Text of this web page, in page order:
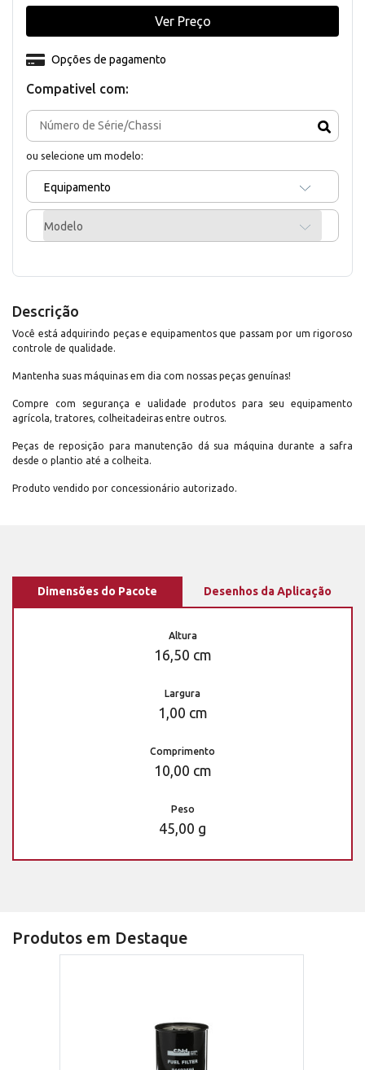
Compativel com:
ou selecione um modelo:
Equipamento
Modelo
Opções de pagamento
Ver Preço
Descrição
Você está adquirindo peças e equipamentos que passam por um rigoroso
controle de qualidade.
Mantenha suas máquinas em dia com nossas peças genuínas!
Compre com segurança e ualidade produtos para seu equipamento
agrícola, tratores, colheitadeiras entre outros.
Peças de reposição para manutenção dá sua máquina durante a safra
desde o plantio até a colheita.
Produto vendido por concessionário autorizado.
Dimensões do Pacote Desenhos da Aplicação
Altura
16,50 cm
Largura
1,00 cm
Comprimento
10,00 cm
Peso
45,00 g
Produtos em Destaque